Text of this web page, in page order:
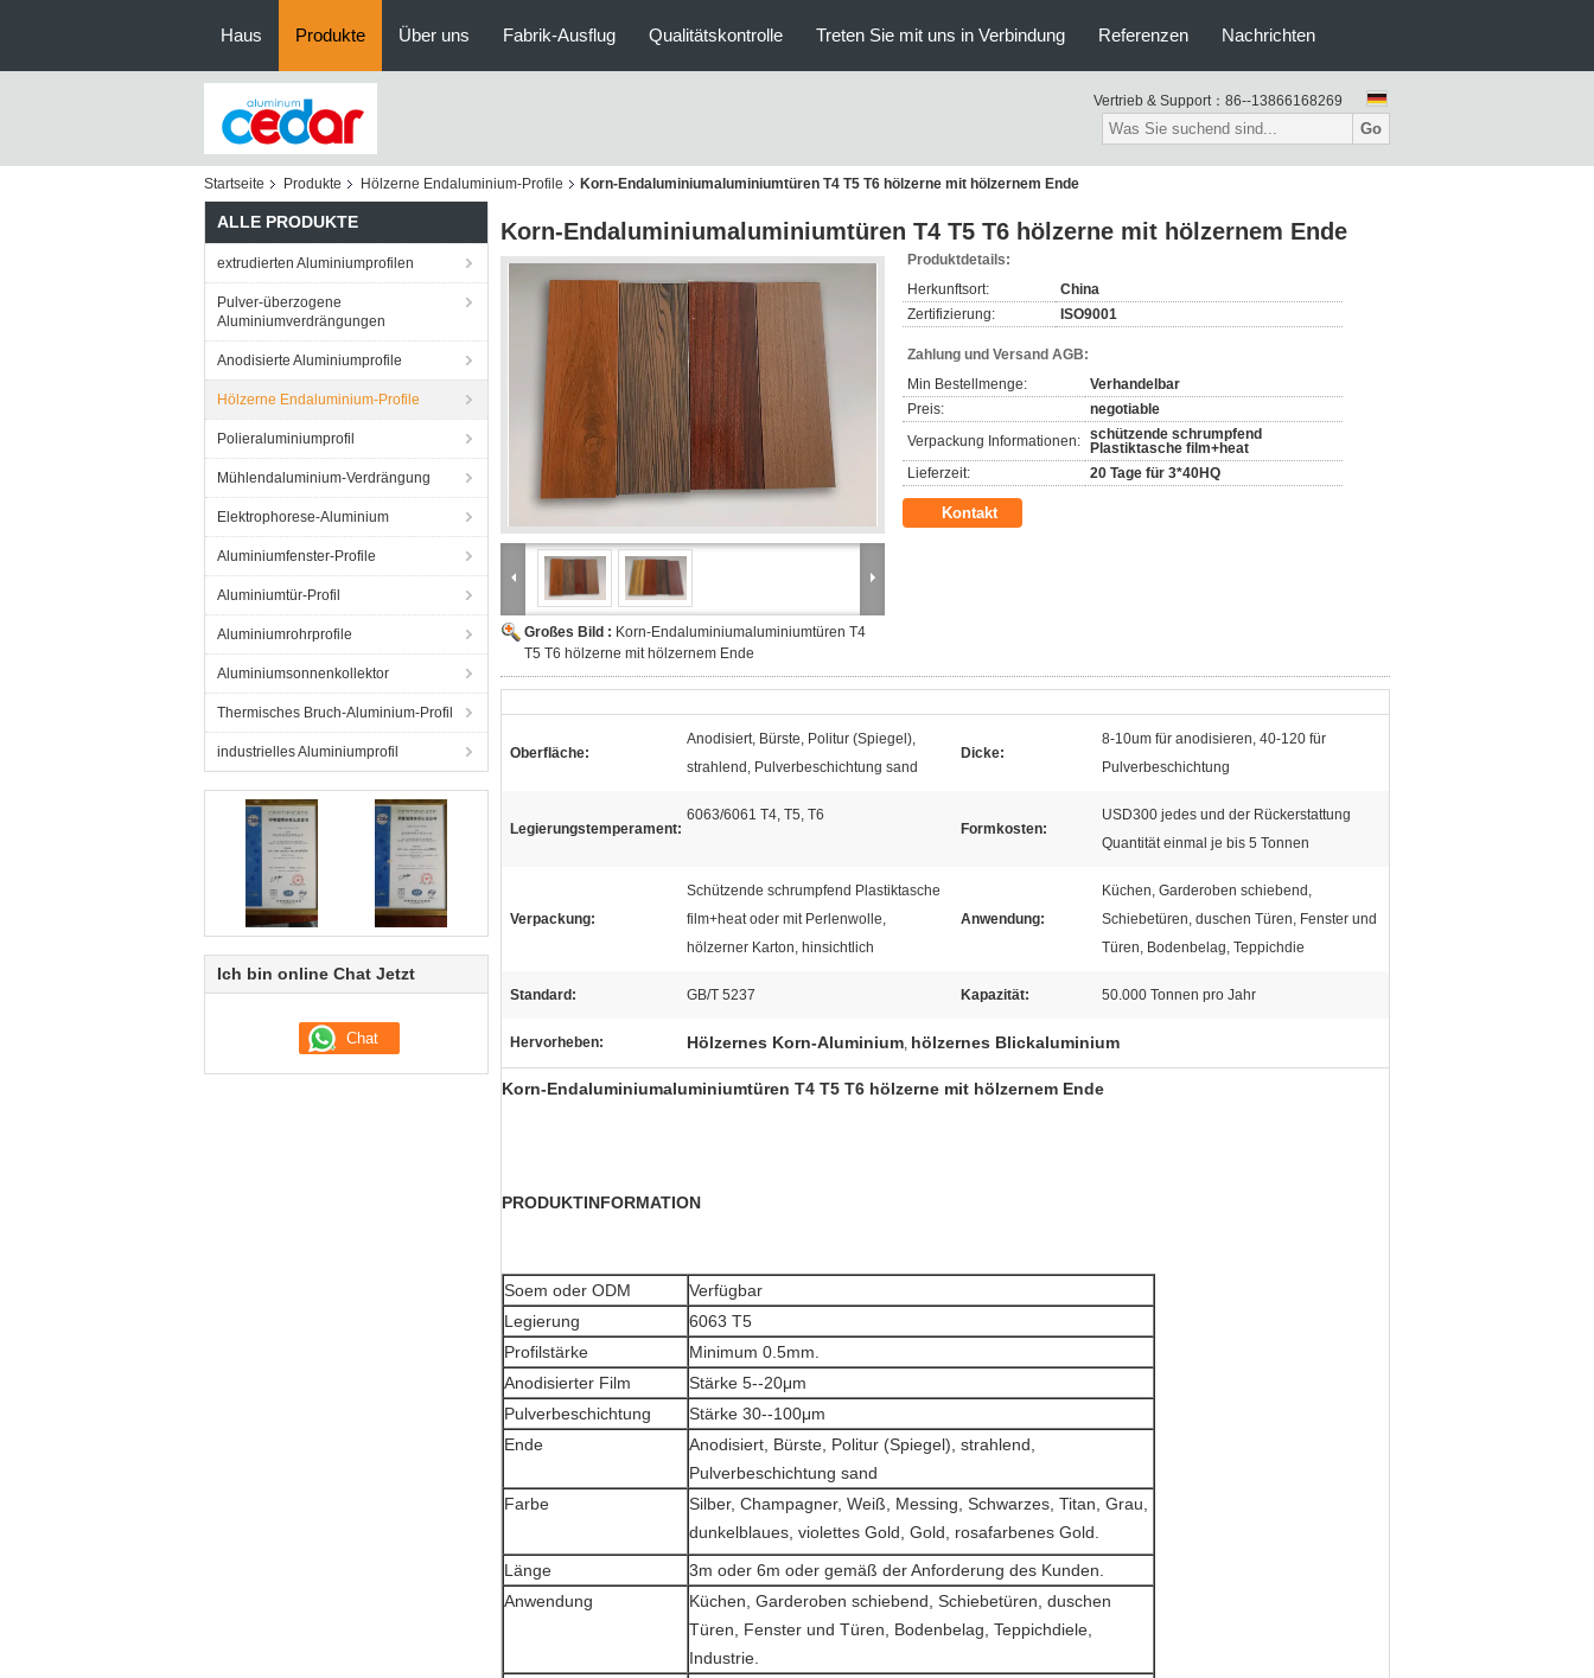
Haus Produkte Über uns Fabrik-Ausflug Qualitätskontrolle Treten Sie mit uns in Verbindung Referenzen Nachrichten
Vertrieb & Support： 86--13866168269
Go
Startseite Produkte Hölzerne Endaluminium-Profile Korn-Endaluminiumaluminiumtüren T4 T5 T6 hölzerne mit hölzernem Ende
ALLE PRODUKTE
extrudierten Aluminiumprofilen
Pulver-überzogene
Aluminiumverdrängungen
Anodisierte Aluminiumprofile
Hölzerne Endaluminium-Profile
Polieraluminiumprofil
Mühlendaluminium-Verdrängung
Elektrophorese-Aluminium
Aluminiumfenster-Profile
Aluminiumtür-Profil
Aluminiumrohrprofile
Aluminiumsonnenkollektor
Thermisches Bruch-Aluminium-Profil
industrielles Aluminiumprofil
Ich bin online Chat Jetzt
Korn-Endaluminiumaluminiumtüren T4 T5 T6 hölzerne mit hölzernem Ende
Großes Bild : Korn-Endaluminiumaluminiumtüren T4
T5 T6 hölzerne mit hölzernem Ende
Produktdetails:
Herkunftsort:
China
Zertifizierung:
ISO9001
Zahlung und Versand AGB:
Min Bestellmenge:
Verhandelbar
Preis:
negotiable
Verpackung Informationen: schützende schrumpfend
Plastiktasche film+heat
Lieferzeit:
20 Tage für 3*40HQ
Kontakt
Oberfläche:
Anodisiert, Bürste, Politur (Spiegel),
strahlend, Pulverbeschichtung sand
Dicke:
8-10um für anodisieren, 40-120 für
Pulverbeschichtung
Legierungstemperament:
6063/6061 T4, T5, T6
Formkosten:
USD300 jedes und der Rückerstattung
Quantität einmal je bis 5 Tonnen
Verpackung:
Schützende schrumpfend Plastiktasche
film+heat oder mit Perlenwolle,
hölzerner Karton, hinsichtlich
Anwendung:
Küchen, Garderoben schiebend,
Schiebetüren, duschen Türen, Fenster und
Türen, Bodenbelag, Teppichdie
Standard: GB/T 5237 Kapazität: 50.000 Tonnen pro Jahr
Hervorheben: Hölzernes Korn-Aluminium, hölzernes Blickaluminium
Korn-Endaluminiumaluminiumtüren T4 T5 T6 hölzerne mit hölzernem Ende
PRODUKTINFORMATION
Soem oder ODM
Verfügbar
Legierung
6063 T5
Profilstärke
Minimum 0.5mm.
Anodisierter Film
Stärke 5--20μm
Pulverbeschichtung
Stärke 30--100μm
Ende
Anodisiert, Bürste, Politur (Spiegel), strahlend,
Pulverbeschichtung sand
Farbe
Silber, Champagner, Weiß, Messing, Schwarzes, Titan, Grau,
dunkelblaues, violettes Gold, Gold, rosafarbenes Gold.
Länge
3m oder 6m oder gemäß der Anforderung des Kunden.
Anwendung
Küchen, Garderoben schiebend, Schiebetüren, duschen
Türen, Fenster und Türen, Bodenbelag, Teppichdiele,
Industrie.